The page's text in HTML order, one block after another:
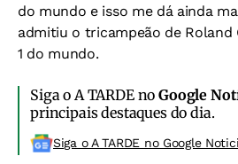
do mundo e isso me dá ainda
admitiu o tricampeão de Roland
1 do mundo.
Siga o A TARDE noGoogle
principais destaques do dia.
Siga o A TARDE no Google